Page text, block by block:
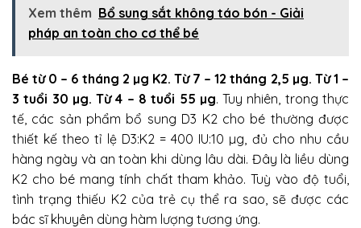
Xem thêm Bổ sung sắt không táo bón - Giải
pháp an toàn cho cơ thể bé
Bé từ 0 – 6 tháng 2 µg K2. Từ 7 – 12 tháng 2,5 µg. Từ 1 –
3 tuổi 30 µg. Từ 4 – 8 tuổi 55 µg. Tuy nhiên, trong thực
tế, các sản phẩm bổ sung D3 K2 cho bé thường được
thiết kế theo tỉ lệ D3:K2 = 400 IU:10 µg, đủ cho nhu cầu
hàng ngày và an toàn khi dùng lâu dài. Đây là liều dùng
K2 cho bé mang tính chất tham khảo. Tuỳ vào độ tuổi,
tình trạng thiếu K2 của trẻ cụ thể ra sao, sẽ được các
bác sĩ khuyên dùng hàm lượng tương ứng.